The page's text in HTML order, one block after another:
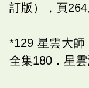
訂版），頁264
*129 星雲大師
全集180．星雲